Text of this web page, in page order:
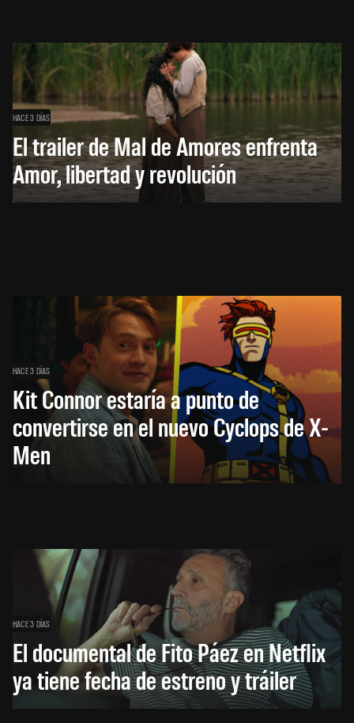
HACE 3 DÍAS
El trailer de Mal de Amores enfrenta
Amor, libertad y revolución
HACE 3 DÍAS
Kit Connor estaría a punto de
convertirse en el nuevo Cyclops de X-
Men
HACE 3 DÍAS
El documental de Fito Páez en Netflix
ya tiene fecha de estreno y tráiler